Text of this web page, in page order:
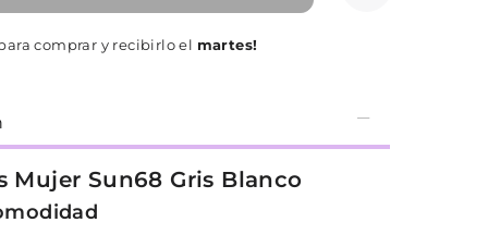
comprar y recibirlo el martes!
Mujer Sun68 Gris Blanco